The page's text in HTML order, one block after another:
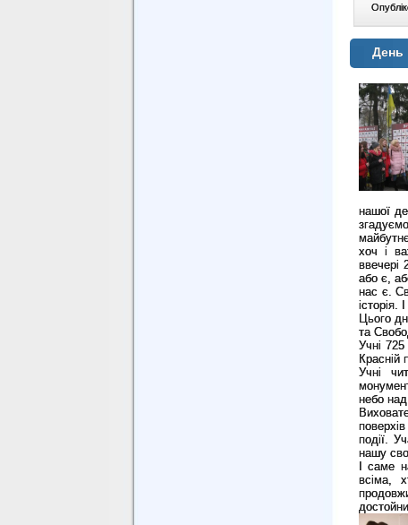
День
нашої
хоч і
ввечері
або є,
нас є.
історія.
Цього
та
Учні 725
Красній
Учні
небо
події.
нашу
І саме
всіма,